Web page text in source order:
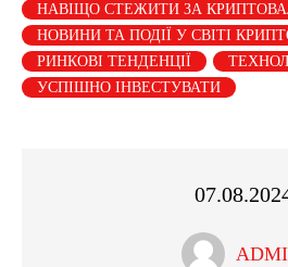
НАВІЩО СТЕЖИТИ ЗА
НОВИНИ ТА ПОДІЇ У СВІТІ
РИНКОВІ ТЕНДЕНЦІЇ
УСПІШНО ІНВЕСТУВАТИ